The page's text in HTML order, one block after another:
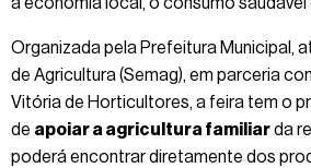
Organizada pela Prefeitura Municipal,
de Agricultura (Semag), em parceria
Vitória de Horticultores, a feira tem o
de apoiar a agricultura familiarda
poderá encontrar diretamente dos